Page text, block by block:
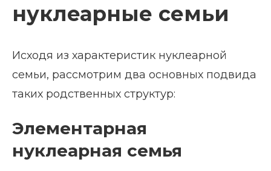
нуклеарные семьи
Исходя из характеристик нуклеарной
семьи, рассмотрим два основных подвида
таких родственных структур:
Элементарная
нуклеарная семья